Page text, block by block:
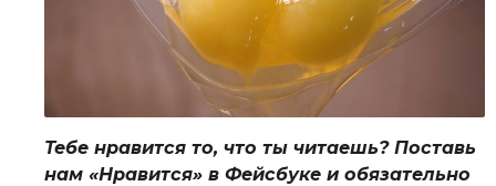
Тебе нравится то, что ты читаешь? Поставь
нам «Нравится» в Фейсбуке и обязательно